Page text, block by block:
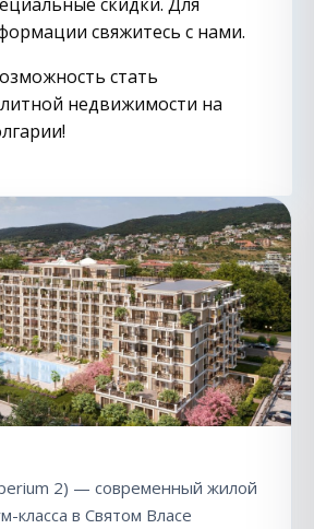
свяжитесь с нами.
стать
недвижимости на
2) — современный жилой
класса в Святом Власе